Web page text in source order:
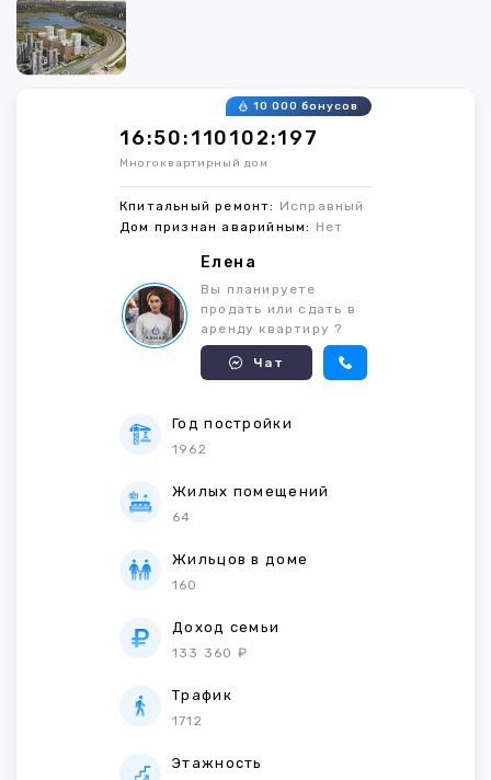
16:50:110102:197
10 000 бонусов
Многоквартирный дом
Кпитальный ремонт: Исправный
Дом признан аварийным: Нет
Елена
Вы планируете
продать или сдать в
аренду квартиру ?
Чат
Год постройки
1962
Жилых помещений
64
Жильцов в доме
160
Доход семьи
133 360 ₽
Трафик
1712
Этажность